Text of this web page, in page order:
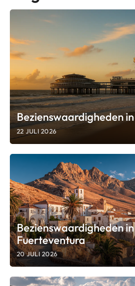
Bezienswaardigheden
22 JULI 2026
Bezienswaardigheden in
Fuerteventura
20 JULI 2026